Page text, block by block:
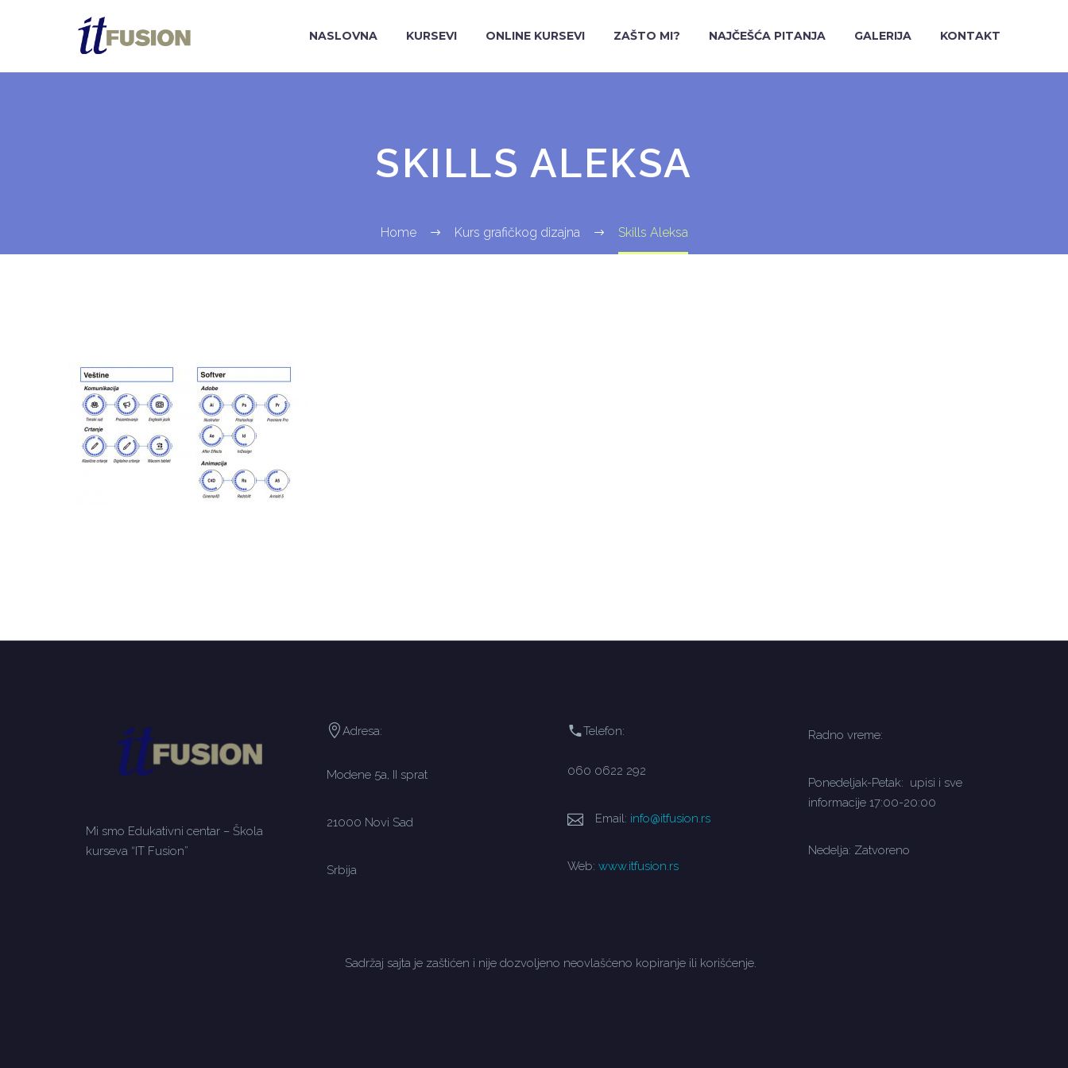
NASLOVNA KURSEVI ONLINE KURSEVI ZAŠTO MI? NAJČEŠĆA PITANJA GALERIJA KONTAKT
SKILLS ALEKSA
Home Kurs grafičkog dizajna Skills Aleksa
Mi smo Edukativni centar – Škola
kurseva “IT Fusion”
Adresa:
Modene 5a, II sprat
21000 Novi Sad
Srbija
Telefon:
060 0622 292
Email: info@itfusion.rs
Web: www.itfusion.rs
Radno vreme:
Ponedeljak-Petak: upisi i sve
informacije 17:00-20:00
Nedelja: Zatvoreno
Sadržaj sajta je zaštićen i nije dozvoljeno neovlašćeno kopiranje ili korišćenje.